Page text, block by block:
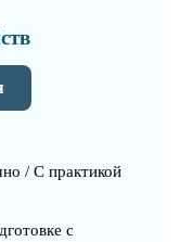
/ С практикой
с